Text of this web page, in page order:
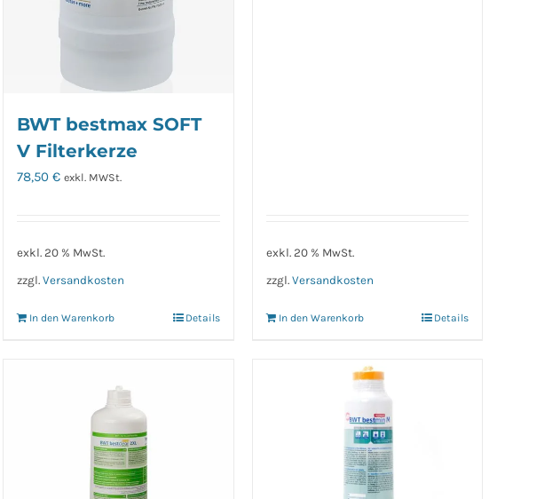
BWT bestmax SOFT
V Filterkerze
78,50€ exkl. MWSt.
exkl. 20 % MwSt.
zzgl.Versandkosten
In den Warenkorb Details
exkl. 20 % MwSt.
zzgl. Versandkosten
In den Warenkorb Details